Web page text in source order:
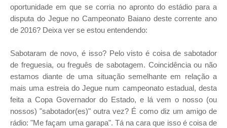
oportunidade em que se corria no apronto do estádio para a
disputa do Jegue no Campeonato Baiano deste corrente ano
de 2016? Deixa ver se estou entendendo:
Sabotaram de novo, é isso? Pelo visto é coisa de sabotador
de freguesia, ou freguês de sabotagem. Coincidência ou não
estamos diante de uma situação semelhante em relação a
mais uma estreia do Jegue num campeonato estadual, desta
feita a Copa Governador do Estado, e lá vem o nosso (ou
nossos) "sabotador(es)" outra vez? É como diz um amigo de
rádio: "Me façam uma garapa". Tá na cara que isso é coisa de